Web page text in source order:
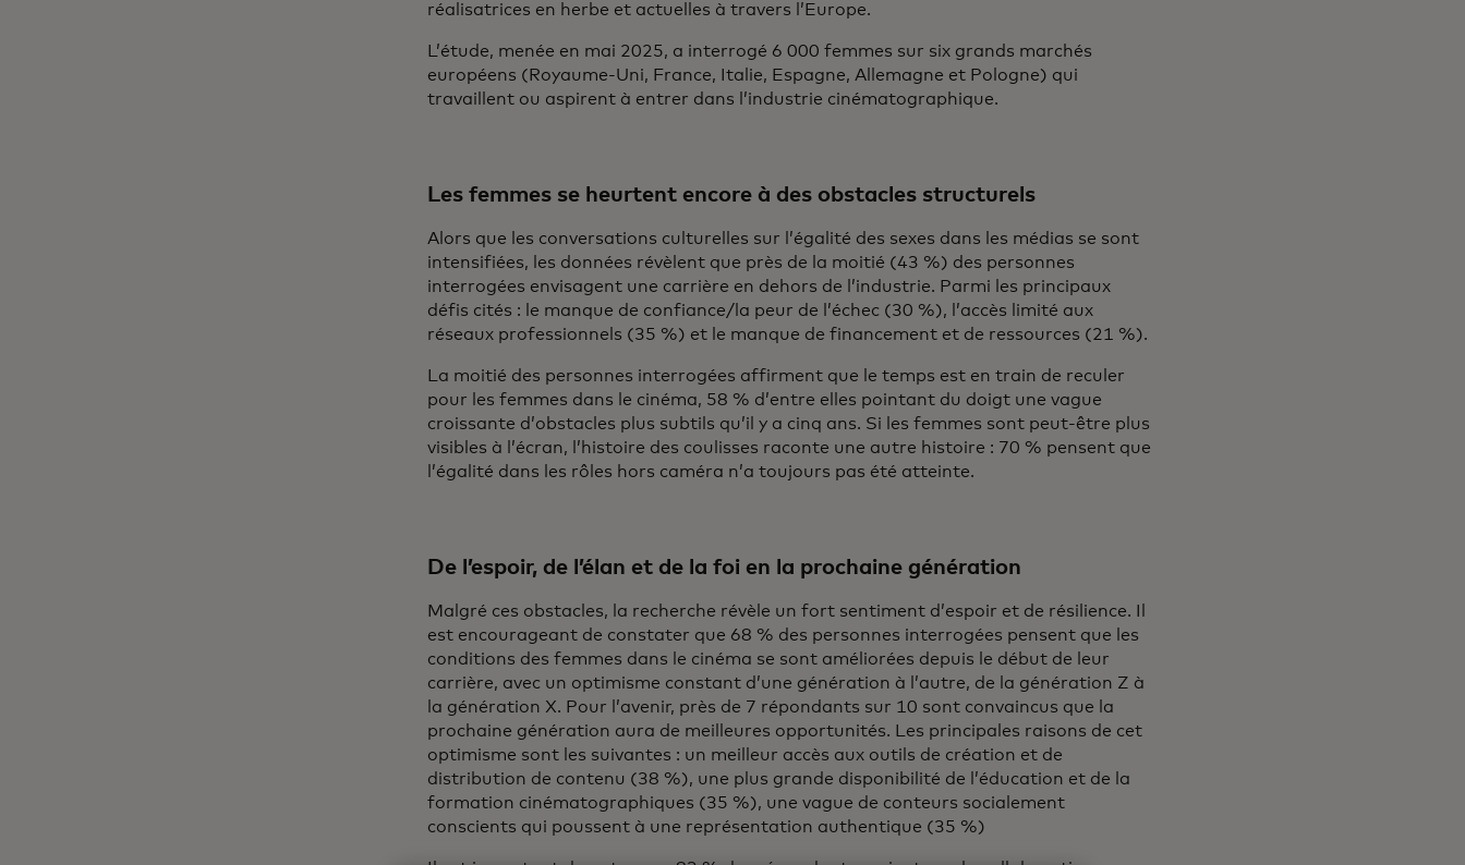
réalisatrices en herbe et actuelles à travers l’Europe.
L’étude, menée en mai 2025, a interrogé 6 000 femmes sur six grands marchés
européens (Royaume-Uni, France, Italie, Espagne, Allemagne et Pologne) qui
travaillent ou aspirent à entrer dans l’industrie cinématographique.
Les femmes se heurtent encore à des obstacles structurels
Alors que les conversations culturelles sur l’égalité des sexes dans les médias se sont
intensifiées, les données révèlent que près de la moitié (43 %) des personnes
interrogées envisagent une carrière en dehors de l’industrie. Parmi les principaux
défis cités : le manque de confiance/la peur de l’échec (30 %), l’accès limité aux
réseaux professionnels (35 %) et le manque de financement et de ressources (21 %).
La moitié des personnes interrogées affirment que le temps est en train de reculer
pour les femmes dans le cinéma, 58 % d’entre elles pointant du doigt une vague
croissante d’obstacles plus subtils qu’il y a cinq ans. Si les femmes sont peut-être plus
visibles à l’écran, l’histoire des coulisses raconte une autre histoire : 70 % pensent que
l’égalité dans les rôles hors caméra n’a toujours pas été atteinte.
De l’espoir, de l’élan et de la foi en la prochaine génération
Malgré ces obstacles, la recherche révèle un fort sentiment d’espoir et de résilience. Il
est encourageant de constater que 68 % des personnes interrogées pensent que les
conditions des femmes dans le cinéma se sont améliorées depuis le début de leur
carrière, avec un optimisme constant d’une génération à l’autre, de la génération Z à
la génération X. Pour l’avenir, près de 7 répondants sur 10 sont convaincus que la
prochaine génération aura de meilleures opportunités. Les principales raisons de cet
optimisme sont les suivantes : un meilleur accès aux outils de création et de
distribution de contenu (38 %), une plus grande disponibilité de l’éducation et de la
formation cinématographiques (35 %), une vague de conteurs socialement
conscients qui poussent à une représentation authentique (35 %)